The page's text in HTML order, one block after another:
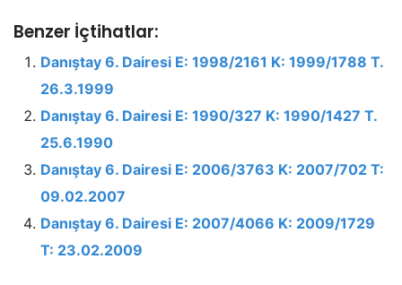
Benzer İçtihatlar:
Danıştay 6. Dairesi E: 1998/2161 K: 1999/1788 T.
26.3.1999
Danıştay 6. Dairesi E: 1990/327 K: 1990/1427 T.
25.6.1990
Danıştay 6. Dairesi E: 2006/3763 K: 2007/702 T:
09.02.2007
Danıştay 6. Dairesi E: 2007/4066 K: 2009/1729
T: 23.02.2009